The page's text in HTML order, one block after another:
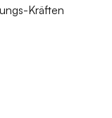
Kräften